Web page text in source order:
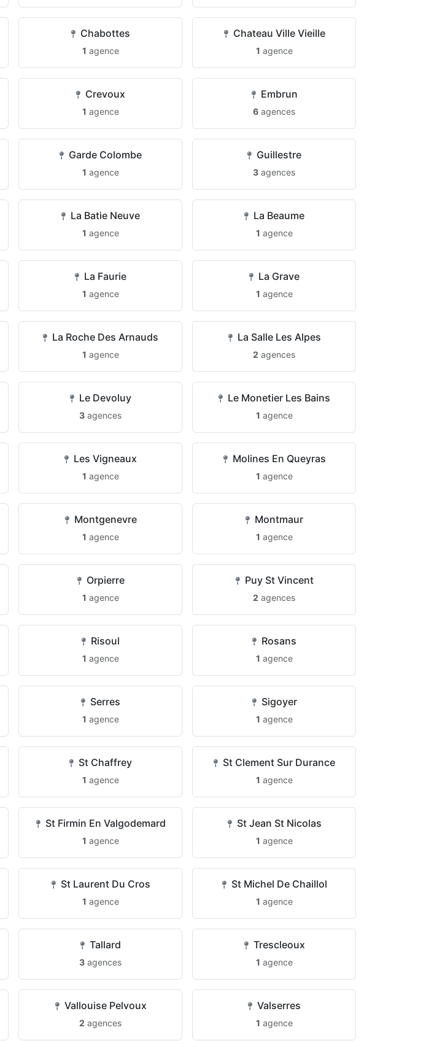
Chabottes
1 agence
Chateau Ville Vieille
1 agence
Crevoux
1 agence
Embrun
6 agences
Garde Colombe
1 agence
Guillestre
3 agences
La Batie Neuve
1 agence
La Beaume
1 agence
La Faurie
1 agence
La Grave
1 agence
La Roche Des Arnauds
1 agence
La Salle Les Alpes
2 agences
Le Devoluy
3 agences
Le Monetier Les Bains
1 agence
Les Vigneaux
1 agence
Molines En Queyras
1 agence
Montgenevre
1 agence
Montmaur
1 agence
Orpierre
1 agence
Puy St Vincent
2 agences
Risoul
1 agence
Rosans
1 agence
Serres
1 agence
Sigoyer
1 agence
St Chaffrey
1 agence
St Clement Sur Durance
1 agence
St Firmin En Valgodemard
1 agence
St Jean St Nicolas
1 agence
St Laurent Du Cros
1 agence
St Michel De Chaillol
1 agence
Tallard
3 agences
Trescleoux
1 agence
Vallouise Pelvoux
2 agences
Valserres
1 agence